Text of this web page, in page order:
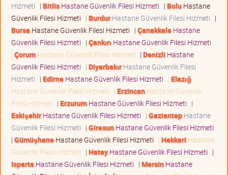
Hizmeti | BitlisHastane Güvenlik Filesi Hizmeti | BoluHastane
Güvenlik Filesi Hizmeti | BurdurHastane Güvenlik Filesi Hizmeti |
Bursa Hastane Güvenlik Filesi Hizmeti | ÇanakkaleHastane
Güvenlik Filesi Hizmeti | Çankırı Hastane Güvenlik Filesi Hizmeti
| ÇorumHastane Güvenlik Filesi Hizmeti | Denizli Hastane
Güvenlik Filesi Hizmeti | DiyarbakırHastane Güvenlik Filesi
Hizmeti | EdirneHastane Güvenlik Filesi Hizmeti | Elazığ
Hastane Güvenlik Filesi Hizmeti | ErzincanHastane Güvenlik
Filesi Hizmeti | ErzurumHastane Güvenlik Filesi Hizmeti |
EskişehirHastane Güvenlik Filesi Hizmeti | GaziantepHastane
Güvenlik Filesi Hizmeti | GiresunHastane Güvenlik Filesi Hizmeti
| GümüşhaneHastane Güvenlik Filesi Hizmeti | Hakkari Hastane
Güvenlik Filesi Hizmeti | HatayHastane Güvenlik Filesi Hizmeti |
Isparta Hastane Güvenlik Filesi Hizmeti | MersinHastane